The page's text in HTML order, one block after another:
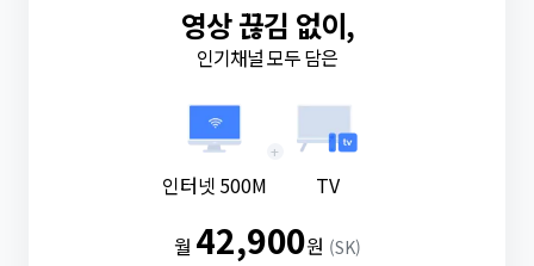
영상 끊김 없이,
인기채널 모두 담은
인터넷 500M
+
TV
월 42,900원 (SK)